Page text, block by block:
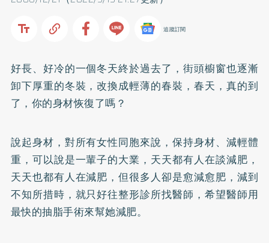
追蹤訂閱
好長、好冷的一個冬天終於過去了，街頭櫥窗也逐漸
卸下厚重的冬裝，改換成輕薄的春裝，春天，真的到
了，你的身材恢復了嗎？
說起身材，對所有女性同胞來說，保持身材、減輕體
重，可以說是一輩子的大業，天天都有人在談減肥，
天天也都有人在減肥，但很多人卻是愈減愈肥，減到
不知所措時，就只好往整形診所找醫師，希望醫師用
最快的抽脂手術來幫她減肥。